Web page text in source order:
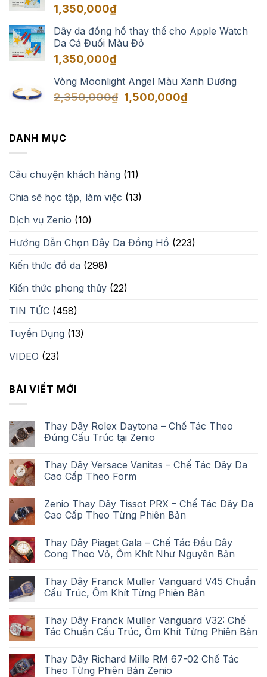
1,350,000₫
Dây da đồng hồ thay thế cho Apple Watch
Da Cá Đuối Màu Đỏ
1,350,000₫
Vòng Moonlight Angel Màu Xanh Dương
2,350,000₫ Giá
1,500,000₫Giá
DANH MỤC
Câu chuyện khách hàng (11)
Chia sẽ học tập, làm việc (13)
Dịch vụ Zenio (10)
Hướng Dẫn Chọn Dây Da Đồng Hồ (223)
Kiến thức đồ da (298)
Kiến thức phong thủy (22)
TIN TỨC (458)
Tuyển Dụng (13)
VIDEO (23)
BÀI VIẾT MỚI
Thay Dây Rolex Daytona – Chế Tác Theo
Đúng Cấu Trúc tại Zenio
Thay Dây Versace Vanitas – Chế Tác Dây Da
Cao Cấp Theo Form
Zenio Thay Dây Tissot PRX – Chế Tác Dây Da
Cao Cấp Theo Từng Phiên Bản
Thay Dây Piaget Gala – Chế Tác Đầu Dây
Cong Theo Vỏ, Ôm Khít Như Nguyên Bản
Thay Dây Franck Muller Vanguard V45 Chuẩn
Cấu Trúc, Ôm Khít Từng Phiên Bản
Thay Dây Franck Muller Vanguard V32: Chế
Tác Chuẩn Cấu Trúc, Ôm Khít Từng Phiên Bản
Thay Dây Richard Mille RM 67-02 Chế Tác
Theo Từng Phiên Bản Zenio